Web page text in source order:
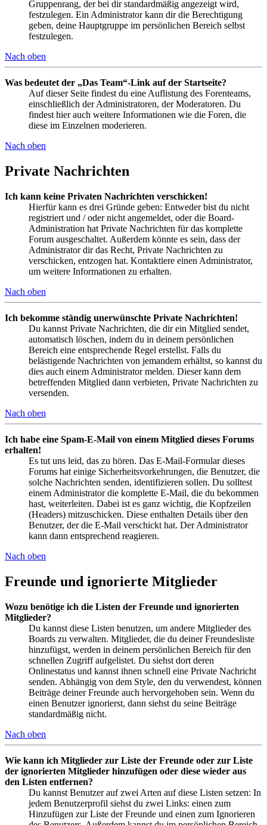
Gruppenrang, der bei dir standardmäßig angezeigt wird,
festzulegen. Ein Administrator kann dir die Berechtigung
geben, deine Hauptgruppe im persönlichen Bereich selbst
festzulegen.
Nach oben
Was bedeutet der „Das Team“-Link auf der Startseite?
Auf dieser Seite findest du eine Auflistung des Forenteams,
einschließlich der Administratoren, der Moderatoren. Du
findest hier auch weitere Informationen wie die Foren, die
diese im Einzelnen moderieren.
Nach oben
Private Nachrichten
Ich kann keine Privaten Nachrichten verschicken!
Hierfür kann es drei Gründe geben: Entweder bist du nicht
registriert und / oder nicht angemeldet, oder die Board-
Administration hat Private Nachrichten für das komplette
Forum ausgeschaltet. Außerdem könnte es sein, dass der
Administrator dir das Recht, Private Nachrichten zu
verschicken, entzogen hat. Kontaktiere einen Administrator,
um weitere Informationen zu erhalten.
Nach oben
Ich bekomme ständig unerwünschte Private Nachrichten!
Du kannst Private Nachrichten, die dir ein Mitglied sendet,
automatisch löschen, indem du in deinem persönlichen
Bereich eine entsprechende Regel erstellst. Falls du
belästigende Nachrichten von jemandem erhältst, so kannst du
dies auch einem Administrator melden. Dieser kann dem
betreffenden Mitglied dann verbieten, Private Nachrichten zu
versenden.
Nach oben
Ich habe eine Spam-E-Mail von einem Mitglied dieses Forums
erhalten!
Es tut uns leid, das zu hören. Das E-Mail-Formular dieses
Forums hat einige Sicherheitsvorkehrungen, die Benutzer, die
solche Nachrichten senden, identifizieren sollen. Du solltest
einem Administrator die komplette E-Mail, die du bekommen
hast, weiterleiten. Dabei ist es ganz wichtig, die Kopfzeilen
(Headers) mitzuschicken. Diese enthalten Details über den
Benutzer, der die E-Mail verschickt hat. Der Administrator
kann dann entsprechend reagieren.
Nach oben
Freunde und ignorierte Mitglieder
Wozu benötige ich die Listen der Freunde und ignorierten
Mitglieder?
Du kannst diese Listen benutzen, um andere Mitglieder des
Boards zu verwalten. Mitglieder, die du deiner Freundesliste
hinzufügst, werden in deinem persönlichen Bereich für den
schnellen Zugriff aufgelistet. Du siehst dort deren
Onlinestatus und kannst ihnen schnell eine Private Nachricht
senden. Abhängig von dem Style, den du verwendest, können
Beiträge deiner Freunde auch hervorgehoben sein. Wenn du
einen Benutzer ignorierst, dann siehst du seine Beiträge
standardmäßig nicht.
Nach oben
Wie kann ich Mitglieder zur Liste der Freunde oder zur Liste
der ignorierten Mitglieder hinzufügen oder diese wieder aus
den Listen entfernen?
Du kannst Benutzer auf zwei Arten auf diese Listen setzen: In
jedem Benutzerprofil siehst du zwei Links: einen zum
Hinzufügen zur Liste der Freunde und einen zum Ignorieren